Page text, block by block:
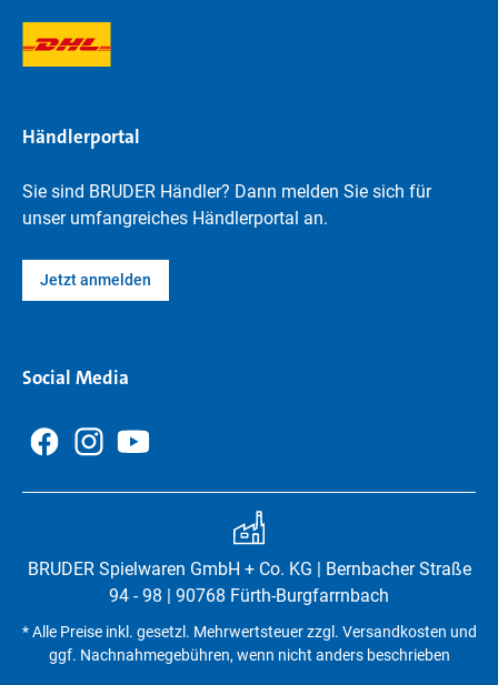
Händlerportal
Sie sind BRUDER Händler? Dann melden Sie sich für
unser umfangreiches Händlerportal an.
Jetzt anmelden
Social Media
BRUDER Spielwaren GmbH + Co. KG | Bernbacher Straße
94 - 98 | 90768 Fürth-Burgfarrnbach
* Alle Preise inkl. gesetzl. Mehrwertsteuer zzgl. Versandkosten und
ggf. Nachnahmegebühren, wenn nicht anders beschrieben